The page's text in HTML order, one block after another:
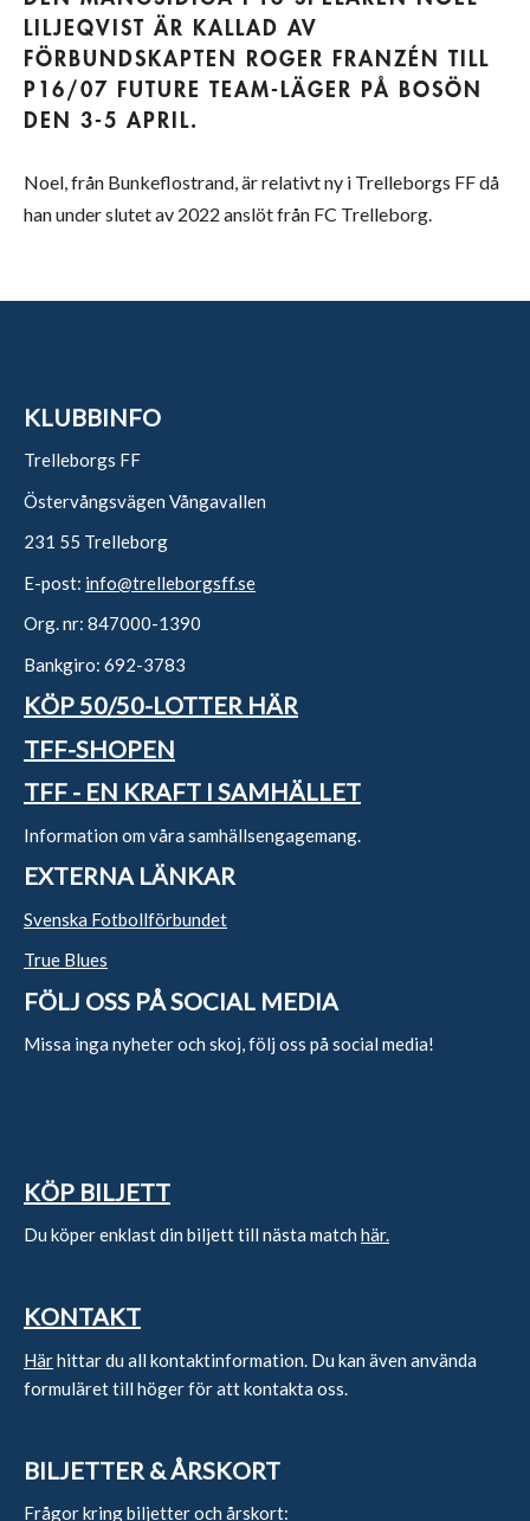
LILJEQVIST ÄR KALLAD AV
FÖRBUNDSKAPTEN ROGER FRANZÉN TILL
P16/07 FUTURE TEAM-LÄGER PÅ BOSÖN
DEN 3-5 APRIL.
Noel, från Bunkeflostrand, är relativt ny i Trelleborgs FF då
han under slutet av 2022 anslöt från FC Trelleborg.
KLUBBINFO
Trelleborgs FF
Östervångsvägen Vångavallen
231 55 Trelleborg
E-post: info@trelleborgsff.se
Org. nr: 847000-1390
Bankgiro: 692-3783
KÖP 50/50-LOTTER HÄR
TFF-SHOPEN
TFF - EN KRAFT I SAMHÄLLET
Information om våra samhällsengagemang.
EXTERNA LÄNKAR
Svenska Fotbollförbundet
True Blues
FÖLJ OSS PÅ SOCIAL MEDIA
Missa inga nyheter och skoj, följ oss på social media!
KÖP BILJETT
Du köper enklast din biljett till nästa match här.
KONTAKT
Härhittar du all kontaktinformation. Du kan även använda
formuläret till höger för att kontakta oss.
BILJETTER & ÅRSKORT
Frågor kring biljetter och årskort: